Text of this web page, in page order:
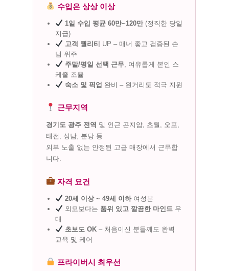
수입은 상상 이상
1일 수입 평균 60만~120만(정직한 당일
지급)
고객 퀄리티 UP – 매너 좋고 검증된 손
님 위주
주말/평일 선택 근무 , 여유롭게 본인 스
케줄 조율
숙소 및 픽업 완비 – 원거리도 적극 지원
근무지역
경기도 광주 전역 및 인근 곤지암, 초월, 오포,
태전, 성남, 분당 등
외부 노출 없는 안정된 고급 매장에서 근무합
니다.
자격 요건
20세 이상 ~ 49세 이하여성분
외모보다는 품위 있고 깔끔한 마인드 우
대
초보도 OK – 처음이신 분들께도 완벽
교육 및 케어
프라이버시 최우선